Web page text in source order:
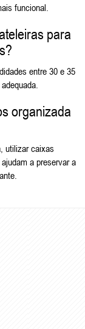
funcional.
para
entre 30 e 35
organizada
utilizar caixas
a preservar a